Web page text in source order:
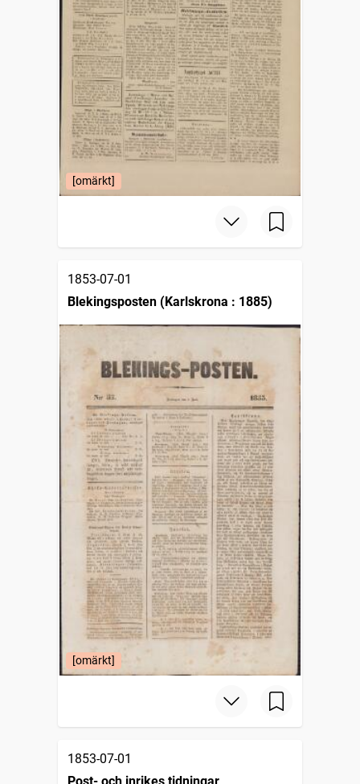
[omärkt]
1853-07-01
Blekingsposten (Karlskrona : 1885)
[omärkt]
1853-07-01